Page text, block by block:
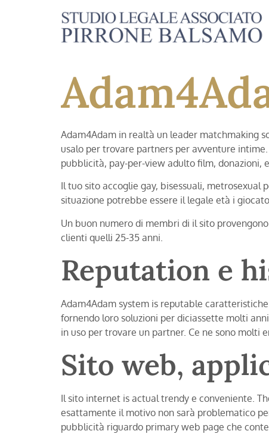
Adam4Adam in realtà un leader matchmaking
usalo per trovare partners per avventure
pubblicità, pay-per-view adulto film, donazioni,
Il tuo sito accoglie gay, bisessuali, metrosexual
situazione potrebbe essere il legale età i
Un buon numero di membri di il sito
clienti quelli 25-35 anni.
Reputation e
Adam4Adam system is reputable
fornendo loro soluzioni per diciassette molti
in uso per trovare un partner. Ce ne sono molti
Sito web,
Il sito internet is actual trendy e conveniente.
esattamente il motivo non sarà problematico
pubblicità riguardo primary web page che